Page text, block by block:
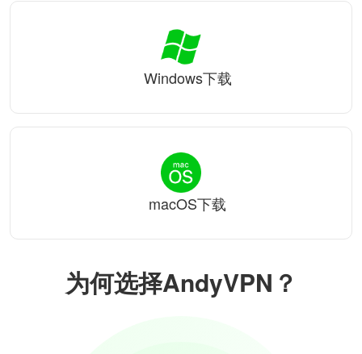
为何选择AndyVPN？
Windows下载
macOS下载